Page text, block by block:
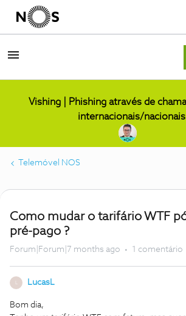
Vishing | Phishing através de
internacionais/nacionais
Telemóvel NOS
Como mudar o tarifário WTF
pré-pago ?
Forum|Forum|7 months ago 1 comentário
LucasL
Bom dia,